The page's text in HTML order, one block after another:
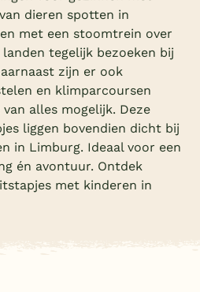
keuzehulp
vakantiegidsen
dieren spotten in
met een stoomtrein over
tegelijk bezoeken bij
zijn er ook
en klimparcoursen
alles mogelijk. Deze
liggen bovendien dicht bij
in Limburg. Ideaal voor een
én avontuur. Ontdek
met kinderen in